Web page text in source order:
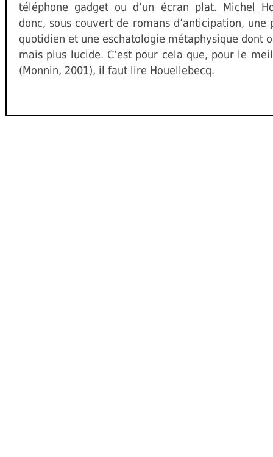
téléphone gadget ou d’un écran plat. Michel
donc, sous couvert de romans d’anticipation, une
quotidien et une eschatologie métaphysique dont
mais plus lucide. C’est pour cela que, pour le
(Monnin, 2001), il faut lire Houellebecq.